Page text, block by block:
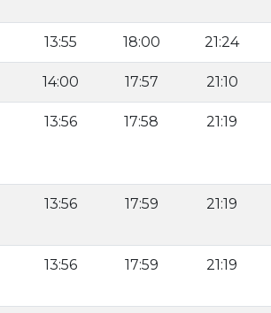
13:55 18:00 21:24
14:00 17:57 21:10
13:56 17:58 21:19
13:56 17:59 21:19
13:56 17:59 21:19